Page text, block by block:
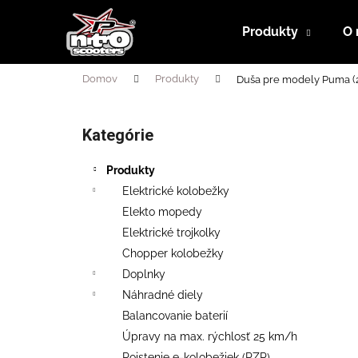
Produkty O
Domov Produkty Duša pre modely Puma
Preskočiť
kategórie
Kategórie
Produkty
Elektrické kolobežky
Elekto mopedy
Elektrické trojkolky
Chopper kolobežky
Doplnky
Náhradné diely
Balancovanie baterií
Úpravy na max. rýchlosť 25 km/h
Späť
do
Späť
do
RUNNER 500 PLUS SL + SEDAČKA